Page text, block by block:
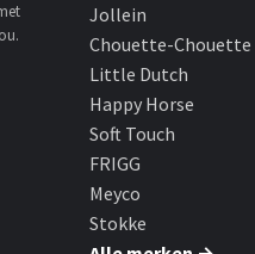
Jollein
Chouette-Chouette
Little Dutch
Happy Horse
Soft Touch
FRIGG
Meyco
Stokke